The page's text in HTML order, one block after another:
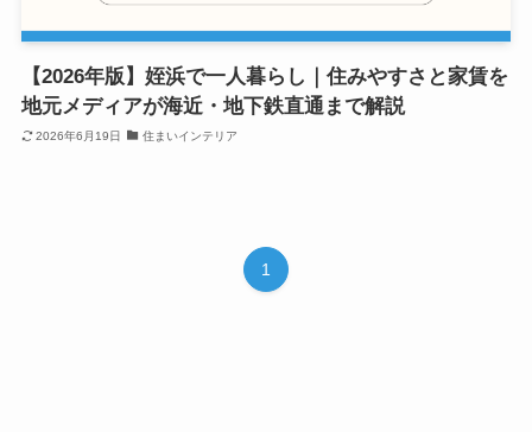
【2026年版】姪浜で一人暮らし｜住みやすさと家賃を
地元メディアが海近・地下鉄直通まで解説
2026年6月19日 住まいインテリア
1